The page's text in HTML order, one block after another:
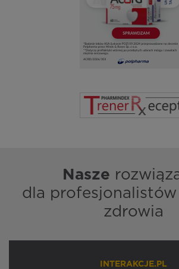
Nasze
dla
zdrowia
INTERAKCJE.PL